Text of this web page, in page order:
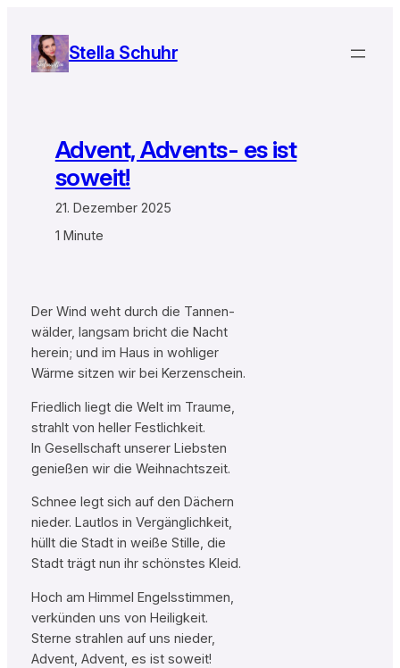
Inhalt
springen
Stella Schuhr
Advent, Advents- es ist
soweit!
21. Dezember 2025
1 Minute
Der Wind weht durch die Tannen-
wälder, langsam bricht die Nacht
herein; und im Haus in wohliger
Wärme sitzen wir bei Kerzenschein.
Friedlich liegt die Welt im Traume,
strahlt von heller Festlichkeit.
In Gesellschaft unserer Liebsten
genießen wir die Weihnachtszeit.
Schnee legt sich auf den Dächern
nieder. Lautlos in Vergänglichkeit,
hüllt die Stadt in weiße Stille, die
Stadt trägt nun ihr schönstes Kleid.
Hoch am Himmel Engelsstimmen,
verkünden uns von Heiligkeit.
Sterne strahlen auf uns nieder,
Advent, Advent, es ist soweit!